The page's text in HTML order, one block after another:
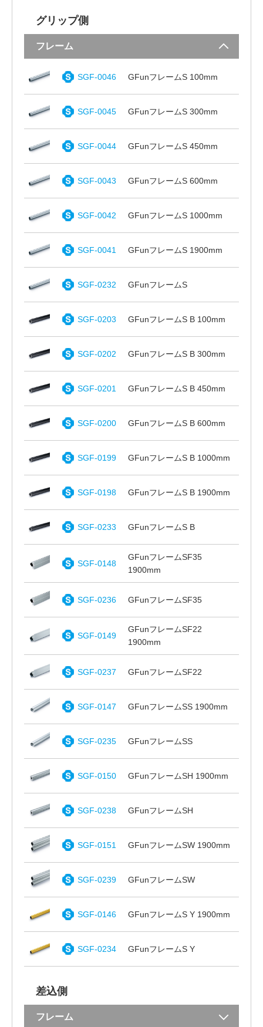
グリップ側
フレーム
SGF-0046 GFunフレームS 100mm
SGF-0045 GFunフレームS 300mm
SGF-0044 GFunフレームS 450mm
SGF-0043 GFunフレームS 600mm
SGF-0042 GFunフレームS 1000mm
SGF-0041 GFunフレームS 1900mm
SGF-0232 GFunフレームS
SGF-0203 GFunフレームS B 100mm
SGF-0202 GFunフレームS B 300mm
SGF-0201 GFunフレームS B 450mm
SGF-0200 GFunフレームS B 600mm
SGF-0199 GFunフレームS B 1000mm
SGF-0198 GFunフレームS B 1900mm
SGF-0233 GFunフレームS B
SGF-0148
GFunフレームSF35
1900mm
SGF-0236 GFunフレームSF35
SGF-0149
GFunフレームSF22
1900mm
SGF-0237 GFunフレームSF22
SGF-0147 GFunフレームSS 1900mm
SGF-0235 GFunフレームSS
SGF-0150 GFunフレームSH 1900mm
SGF-0238 GFunフレームSH
SGF-0151 GFunフレームSW 1900mm
SGF-0239 GFunフレームSW
SGF-0146 GFunフレームS Y 1900mm
SGF-0234 GFunフレームS Y
差込側
フレーム